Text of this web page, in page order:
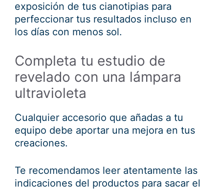
exposición de tus cianotipias para
perfeccionar tus resultados incluso en
los días con menos sol.
Completa tu estudio de
revelado con una lámpara
ultravioleta
Cualquier accesorio que añadas a tu
equipo debe aportar una mejora en tus
creaciones.
Te recomendamos leer atentamente las
indicaciones del productos para sacar el